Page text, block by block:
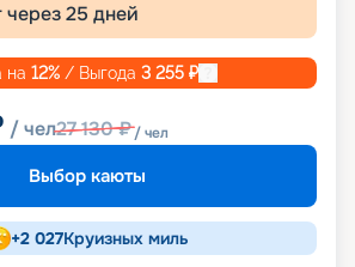
через25 дней
на 12% / Выгода 3 255 ₽
/ чел27 130₽/ чел
Выбор каюты
+2 027Круизных миль